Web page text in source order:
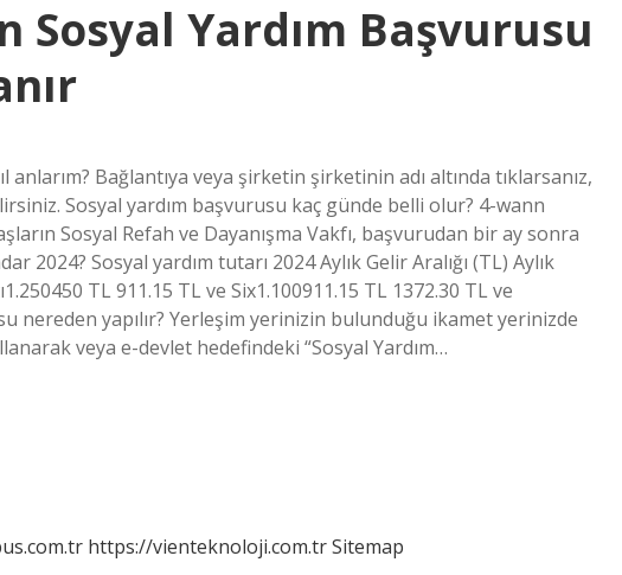
Sosyal Yardım Başvurusu
Bağlantıya veya şirketin şirketinin adı altında tıklarsanız,
Sosyal yardım başvurusu kaç günde belli olur? 4-wann
Sosyal Refah ve Dayanışma Vakfı, başvurudan bir ay sonra
2024? Sosyal yardım tutarı 2024 Aylık Gelir Aralığı (TL) Aylık
TL 911.15 TL ve Six1.100911.15 TL 1372.30 TL ve
nereden yapılır? Yerleşim yerinizin bulunduğu ikamet yerinizde
veya e-devlet hedefindeki “Sosyal Yardım…
https://vienteknoloji.com.trSitemap